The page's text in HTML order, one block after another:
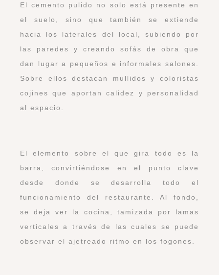
El cemento pulido no solo está presente en
el suelo, sino que también se extiende
hacia los laterales del local, subiendo por
las paredes y creando sofás de obra que
dan lugar a pequeños e informales salones.
Sobre ellos destacan mullidos y coloristas
cojines que aportan calidez y personalidad
al espacio.
El elemento sobre el que gira todo es la
barra, convirtiéndose en el punto clave
desde donde se desarrolla todo el
funcionamiento del restaurante. Al fondo,
se deja ver la cocina, tamizada por lamas
verticales a través de las cuales se puede
observar el ajetreado ritmo en los fogones.